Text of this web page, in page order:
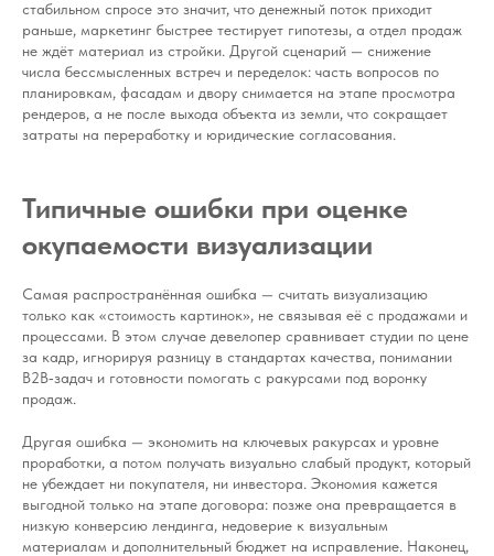
стабильном спросе это значит, что денежный поток приходит
раньше, маркетинг быстрее тестирует гипотезы, а отдел продаж
не ждёт материал из стройки. Другой сценарий — снижение
числа бессмысленных встреч и переделок: часть вопросов по
планировкам, фасадам и двору снимается на этапе просмотра
рендеров, а не после выхода объекта из земли, что сокращает
затраты на переработку и юридические согласования.
Типичные ошибки при оценке
окупаемости визуализации
Самая распространённая ошибка — считать визуализацию
только как «стоимость картинок», не связывая её с продажами и
процессами. В этом случае девелопер сравнивает студии по цене
за кадр, игнорируя разницу в стандартах качества, понимании
B2B‑задач и готовности помогать с ракурсами под воронку
продаж.
Другая ошибка — экономить на ключевых ракурсах и уровне
проработки, а потом получать визуально слабый продукт, который
не убеждает ни покупателя, ни инвестора. Экономия кажется
выгодной только на этапе договора: позже она превращается в
низкую конверсию лендинга, недоверие к визуальным
материалам и дополнительный бюджет на исправление. Наконец,